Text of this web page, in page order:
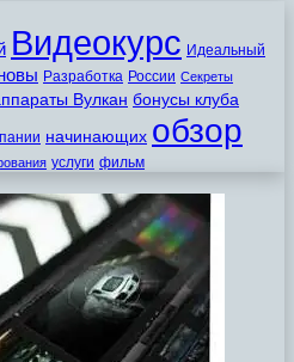
Видеокурс Идеальный
Разработка России Секреты
Вулкан бонусы клуба
начинающих обзор
услуги фильм